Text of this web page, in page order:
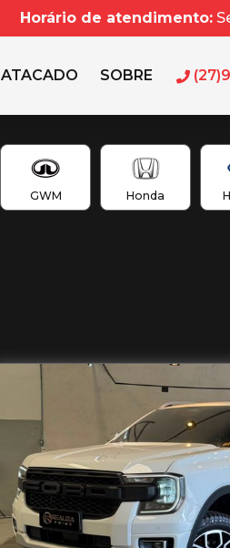
Horário de atendimento:
ATACADO SOBRE
GWM Honda